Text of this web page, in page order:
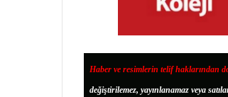
Haber ve resimlerin telif haklarından
değiştirilemez, yayınlanamaz veya